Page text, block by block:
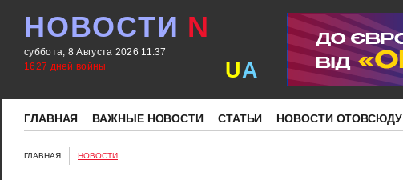
НОВОСТИ N
суббота, 8 Августа 2026 11:37
1627 дней войны
UA
ГЛАВНАЯ ВАЖНЫЕ НОВОСТИ СТАТЬИ НОВОСТИ ОТОВСЮДУ
ГЛАВНАЯ НОВОСТИ